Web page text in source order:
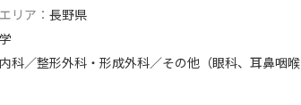
リア： 長野県
内科／整形外科・形成外科／その他（眼科、耳鼻咽喉